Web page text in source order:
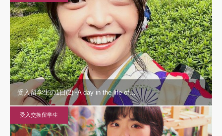
受入留学生の1日(2)~A day in the life of…
受入交換留学生